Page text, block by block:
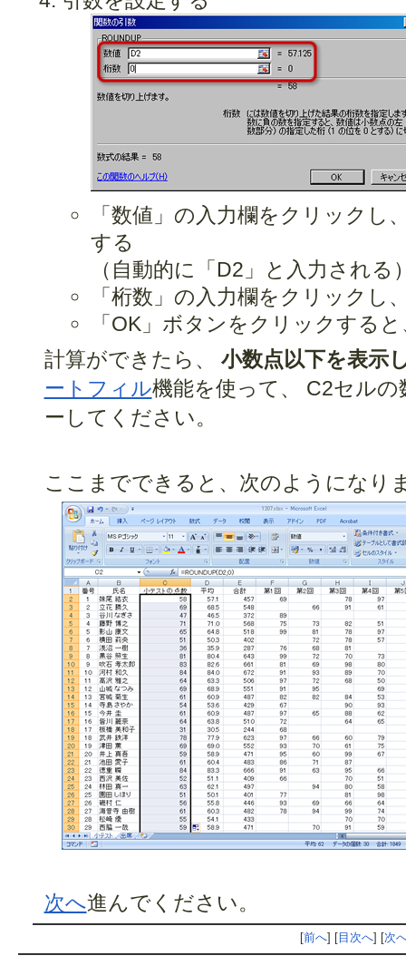
「数値」の入力欄をクリック
する
（自動的に「D2」と入力される
「桁数」の入力欄をクリックし
「OK」ボタンをクリックする
計算ができたら、 小数点以下を表示
ートフィル機能を使って、 C2セル
ーしてください。
ここまでできると、次のようになり
次へ進んでください。
[前へ] [目次へ] [次